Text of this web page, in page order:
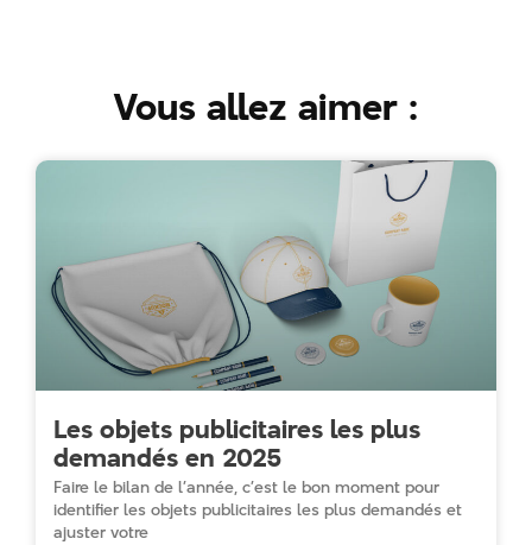
Vous allez aimer :
Les objets publicitaires les plus
demandés en 2025
Faire le bilan de l’année, c’est le bon moment pour
identifier les objets publicitaires les plus demandés et
ajuster votre